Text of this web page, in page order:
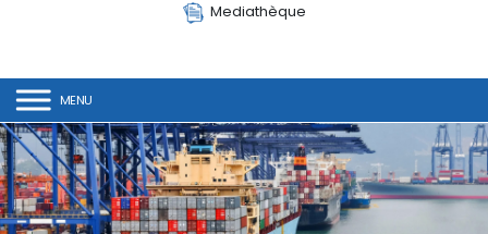
Mediathèque